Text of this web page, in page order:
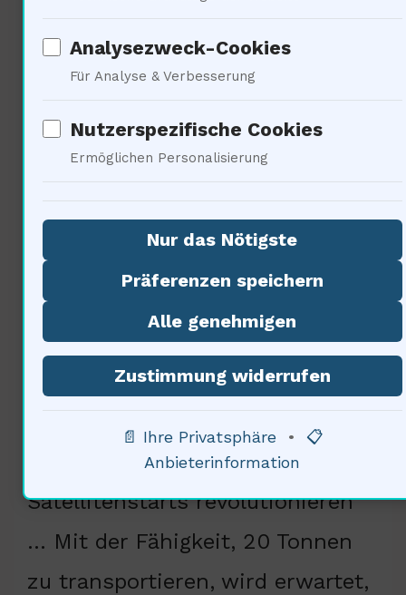
Drang therapeutisch genutzt
werden?
Ökonomische Perspektiven
der Raumfahrt
europäischen Markt für
Satellitenstarts revolutionieren
… Mit der Fähigkeit, 20 Tonnen
zu transportieren, wird erwartet,
Analysezweck-Cookies
Für Analyse & Verbesserung
Nutzerspezifische Cookies
Ermöglichen Personalisierung
Nur das Nötigste
Präferenzen speichern
Alle genehmigen
Zustimmung widerrufen
📄 Ihre Privatsphäre • 📋
Anbieterinformation